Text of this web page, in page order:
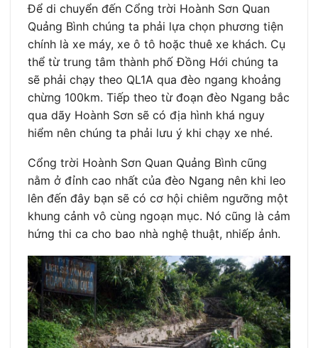
Để di chuyển đến Cổng trời Hoành Sơn Quan
Quảng Bình chúng ta phải lựa chọn phương tiện
chính là xe máy, xe ô tô hoặc thuê xe khách. Cụ
thể từ trung tâm thành phố Đồng Hới chúng ta
sẽ phải chạy theo QL1A qua đèo ngang khoảng
chừng 100km. Tiếp theo từ đoạn đèo Ngang bắc
qua dãy Hoành Sơn sẽ có địa hình khá nguy
hiểm nên chúng ta phải lưu ý khi chạy xe nhé.
Cổng trời Hoành Sơn Quan Quảng Bình cũng
nằm ở đỉnh cao nhất của đèo Ngang nên khi leo
lên đến đây bạn sẽ có cơ hội chiêm ngưỡng một
khung cảnh vô cùng ngoạn mục. Nó cũng là cảm
hứng thi ca cho bao nhà nghệ thuật, nhiếp ảnh.